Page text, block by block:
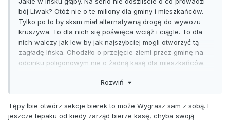
bój Liwak? Otóż nie o te miliony dla gminy i mieszkańców.
Tylko po to by sksm miał alternatywną drogę do wywozu
kruszywa. To dla nich się poświęca wciąż i ciągle. To dla
nich walczy jak lew by jak najszybciej mogli otworzyć tą
zagładę Ińska. Chodziło o przejęcie ziemi przez gminę na
odcinku poligonowym nie o żadną kasę dla mieszkańców.
żwirowe pieniądze na sport. Sukces!!!! Tak za darmo pracuje
szczecinski wymoczek co ma oczy fałszywe ja ryży ruj.
Rozwiń
Tępy łbie otwórz sekcje bierek to może Wygrasz sam z sobą. I
jeszcze tepaku od kiedy zarząd bierze kasę, chyba swoją